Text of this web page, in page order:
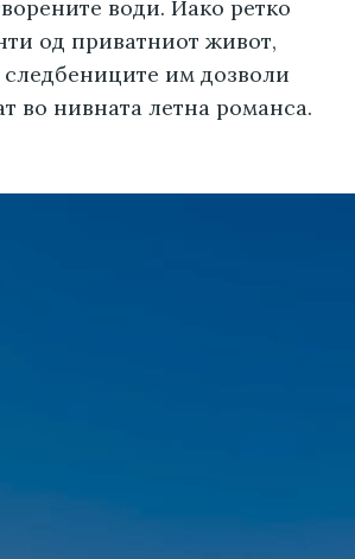
води. Иако ретко
од приватниот живот,
им дозволи
во нивната летна романса.